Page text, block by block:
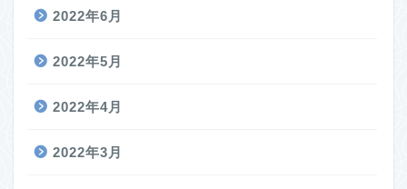
2022年6月
2022年5月
2022年4月
2022年3月